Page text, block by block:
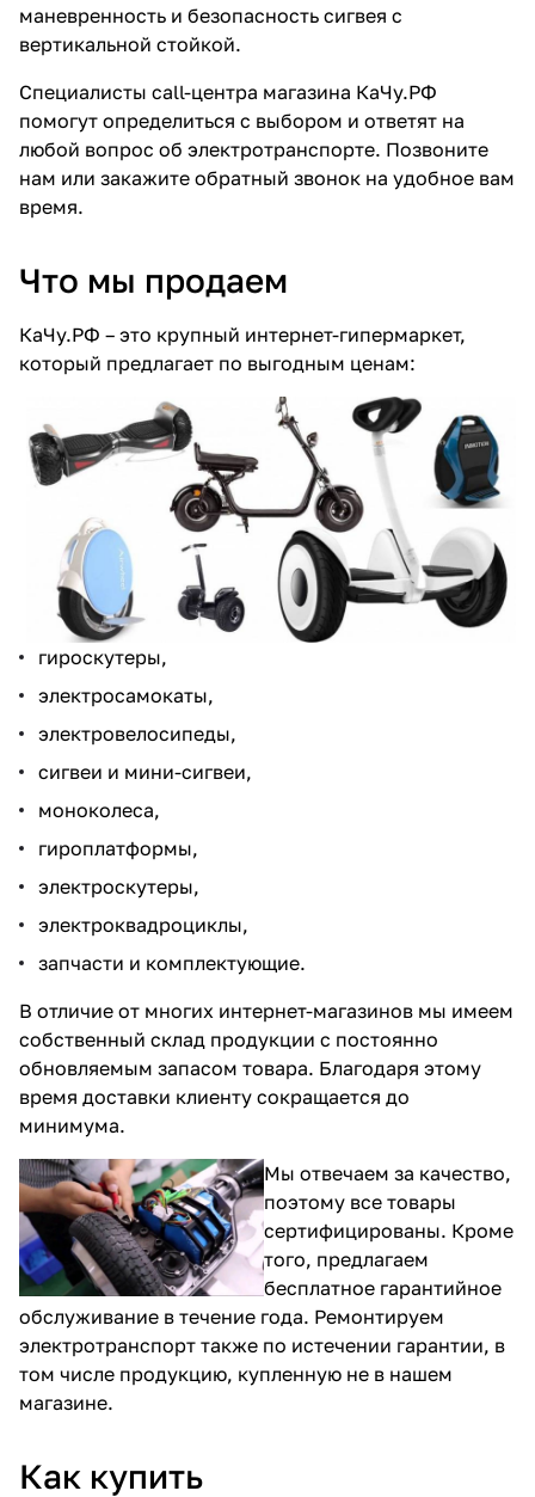
маневренность и безопасность сигвея с
вертикальной стойкой.
Специалисты call-центра магазина КаЧу.РФ
помогут определиться с выбором и ответят на
любой вопрос об электротранспорте. Позвоните
нам или закажите обратный звонок на удобное вам
время.
Что мы продаем
КаЧу.РФ – это крупный интернет-гипермаркет,
который предлагает по выгодным ценам:
гироскутеры,
электросамокаты,
электровелосипеды,
сигвеи и мини-сигвеи,
моноколеса,
гироплатформы,
электроскутеры,
электроквадроциклы,
запчасти и комплектующие.
В отличие от многих интернет-магазинов мы имеем
собственный склад продукции с постоянно
обновляемым запасом товара. Благодаря этому
время доставки клиенту сокращается до
минимума.
Мы отвечаем за качество,
поэтому все товары
сертифицированы. Кроме
того, предлагаем
бесплатное гарантийное
обслуживание в течение года. Ремонтируем
электротранспорт также по истечении гарантии, в
том числе продукцию, купленную не в нашем
магазине.
Как купить